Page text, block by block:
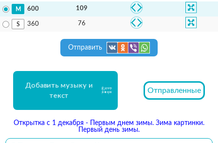
600 109
360 76
Отправить
Добавить музыку и
текст
Отправленные
Открытка с 1 декабря - Первым днем зимы. Зима картинки.
Первый день зимы.